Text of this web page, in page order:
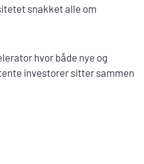
snakket alle om
hvor både nye og
investorer sitter sammen